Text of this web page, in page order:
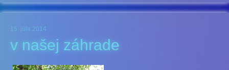
15. júla 2014
v našej záhrade